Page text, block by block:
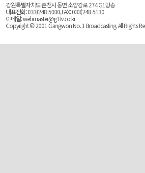
강원특별자치도 춘천시 동면 소양강로 274 G1방송
대표전화: 033)248-5000, FAX: 033)248-5130
이메일: webmaster@g1tv.co.kr
Copyright © 2001 Gangwon No. 1 Broadcasting. All Rights